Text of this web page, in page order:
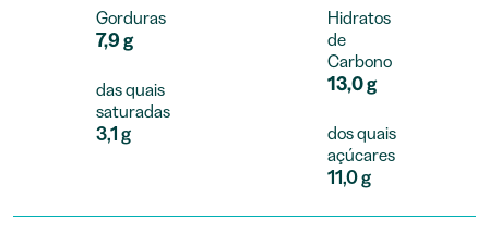
Gorduras
7,9 g
das quais
saturadas
3,1 g
Hidratos
de
Carbono
13,0 g
dos quais
açúcares
11,0 g